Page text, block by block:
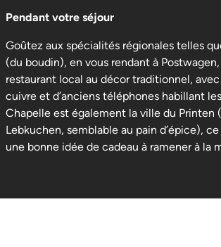
Pendant votre séjour
Goûtez aux spécialités régionales telles
(du boudin), en vous rendant à
restaurant local au décor traditionnel,
cuivre et d’anciens téléphones habillant
Chapelle est également la ville du Printen
Lebkuchen, semblable au pain d’épice),
une bonne idée de cadeau à ramener à la